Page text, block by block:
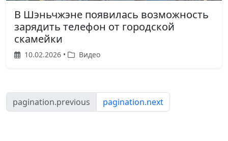
В Шэньчжэне появилась возможность
зарядить телефон от городской
скамейки
10.02.2026 • Видео
pagination.previous pagination.next